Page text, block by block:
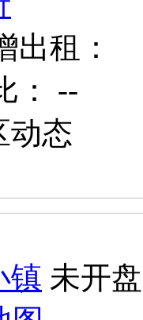
出租：
：
--
动态
镇 未开盘